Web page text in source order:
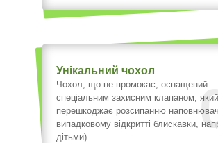
Унікальний чохол
Чохол, що не промокає, оснащений
спеціальним захисним клапаном, який
перешкоджає розсипанню
випадковому відкритті блискавки,
дітьми).